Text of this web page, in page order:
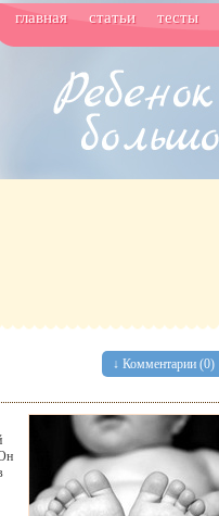
главная статьи тесты
↓ Комментарии (0)